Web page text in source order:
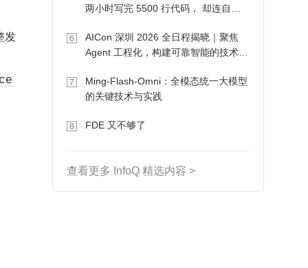
发
两小时写完 5500 行代码， 却连自己
6
AICon 深圳 2026 全日程揭晓｜聚焦
Agent 工程化，构建可靠智能的技术路
7
Ming-Flash-Omni：全模态统一大模型
的关键技术与实践
8 FDE 又不够了
查看更多 InfoQ 精选内容 >